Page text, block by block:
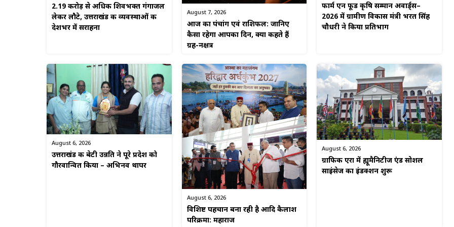
2.19 करोड़ से अधिक शिवभक्त गंगाजल
लेकर लौटे, उत्तराखंड की व्यवस्थाओं की
देशभर में सराहना
August 7, 2026
आज का पंचांग एवं राशिफल: जानिए
कैसा रहेगा आपका दिन, क्या कहते हैं
ग्रह-नक्षत्र
फार्म एन फूड कृषि सम्मान अवार्ड्स–
2026 में ग्रामीण विकास मंत्री भरत सिंह
चौधरी ने किया प्रतिभाग
August 6, 2026
उत्तराखंड की बेटी उन्नति ने पूरे प्रदेश को
गौरवान्वित किया – अभिनव थापर
August 6, 2026
विशिष्ट पहचान बना रही है आदि कैलाश
परिक्रमा: महाराज
August 6, 2026
ग्राफिक एरा में ह्यूमैनिटीज एंड सोशल
साइंसेज का इंडक्शन शुरू